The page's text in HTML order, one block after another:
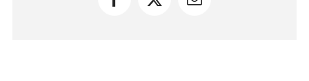
Facebook
X Courriel